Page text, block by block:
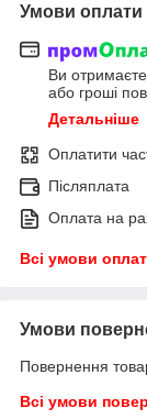
Умови оплати
Ви
або гроші
Детальніше
Оплатити
Післяплата
Оплата на
Всі умови
Умови
Повернення
Всі умови